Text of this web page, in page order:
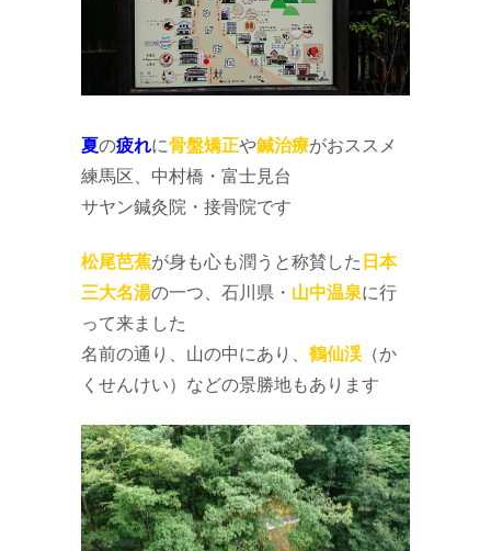
夏の疲れに骨盤矯正や鍼治療がおススメ
練馬区、中村橋・富士見台
サヤン鍼灸院・接骨院です
松尾芭蕉が身も心も潤うと称賛した 日本
三大名湯の一つ、石川県・ 山中温泉に行
って来ました
名前の通り、山の中にあり、 鶴仙渓（か
くせんけい）などの景勝地もあります